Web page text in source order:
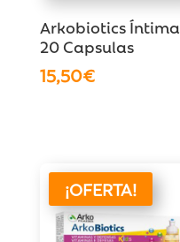
Arkobiotics Íntima
20 Capsulas
15,50€
¡OFERTA!